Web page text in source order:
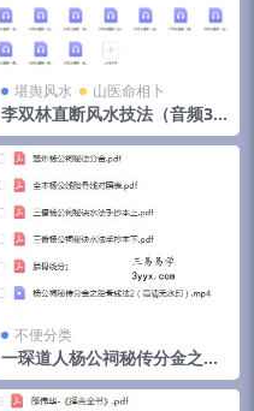
堪舆风水 山医命相卜
李双林直断风水技法（音频31
集）
不便分类
一琛道人杨公祠秘传分金之胎
骨线法（高清晰版本）